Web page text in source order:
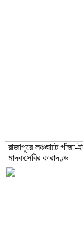
রাজাপুরে লঞ্চঘাটে
মাদকসেবির কারাদণ্ড